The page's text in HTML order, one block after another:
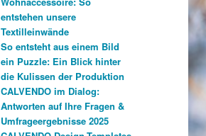
entstehen unsere
Textilleinwände
So entsteht aus einem Bild
ein Puzzle: Ein Blick hinter
die Kulissen der Produktion
CALVENDO im Dialog:
Antworten auf Ihre Fragen &
Umfrageergebnisse 2025